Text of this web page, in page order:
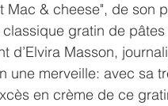
Mac & cheese", de son
gratin de
d’Elvira Masson,
une merveille: avec sa
en crème de ce